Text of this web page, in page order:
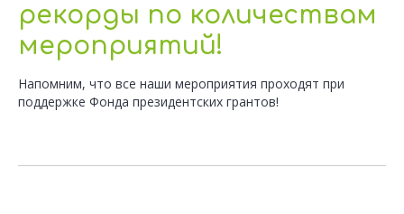
рекорды по количествам
мероприятий!
Напомним, что все наши мероприятия проходят при
поддержке Фонда президентских грантов!